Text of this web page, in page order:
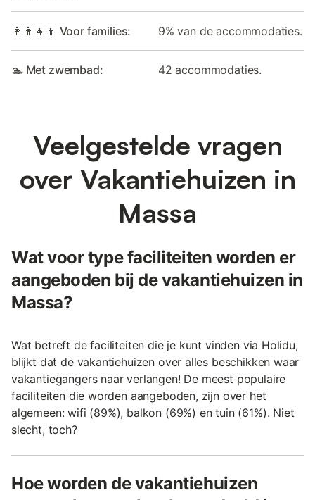
👩‍👩‍👧‍👦 Voor families: 9% van de accommodaties.
🏊 Met zwembad: 42 accommodaties.
Veelgestelde vragen
over Vakantiehuizen in
Massa
Wat voor type faciliteiten worden er
aangeboden bij de vakantiehuizen in
Massa?
Wat betreft de faciliteiten die je kunt vinden via Holidu,
blijkt dat de vakantiehuizen over alles beschikken waar
vakantiegangers naar verlangen! De meest populaire
faciliteiten die worden aangeboden, zijn over het
algemeen: wifi (89%), balkon (69%) en tuin (61%). Niet
slecht, toch?
Hoe worden de vakantiehuizen